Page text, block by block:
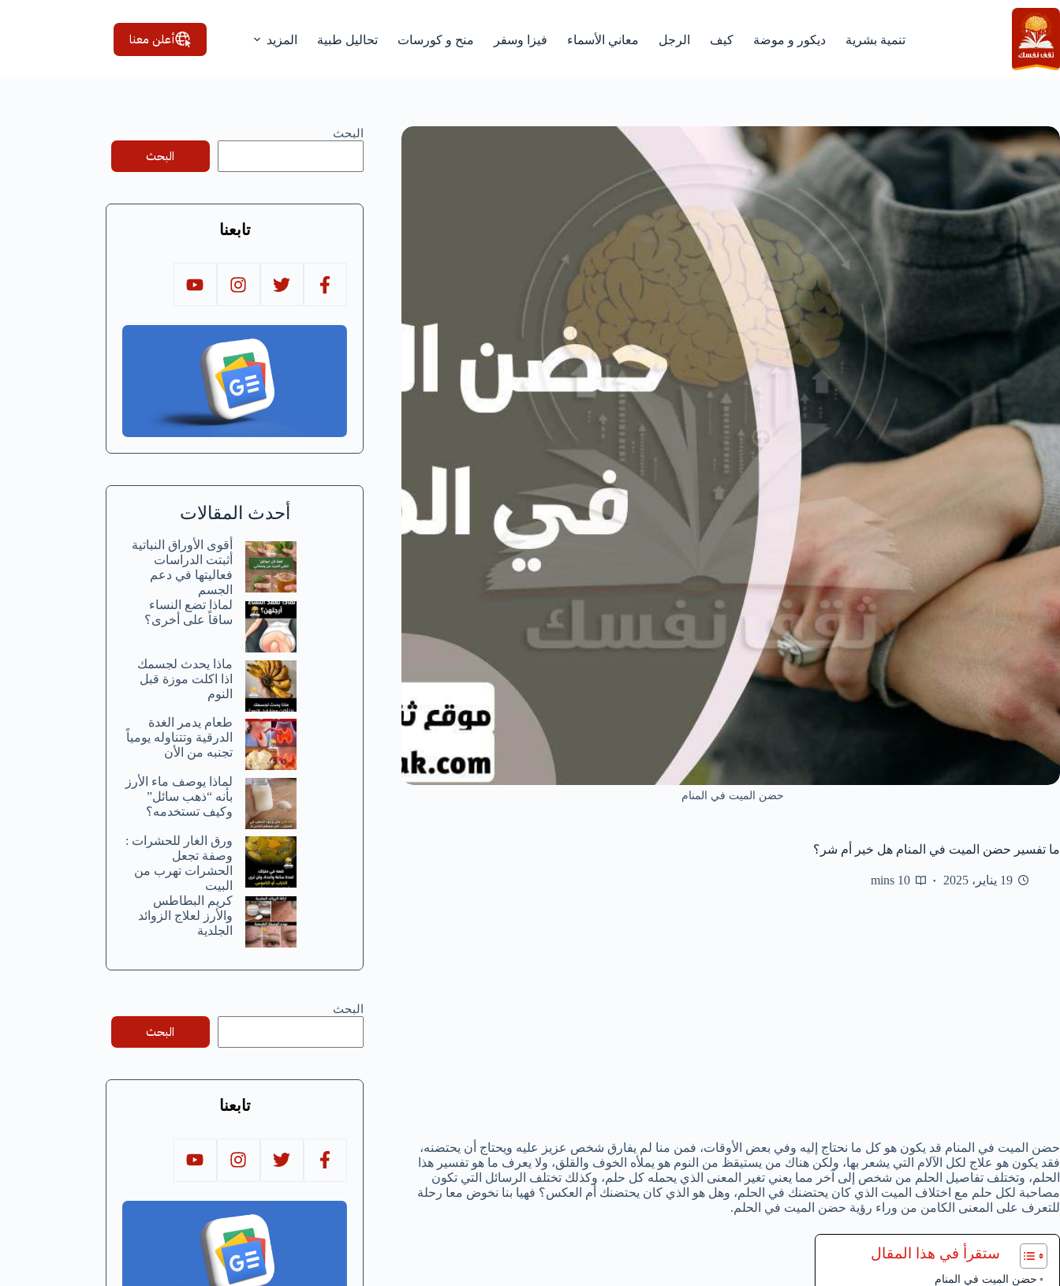
التجاوز
إلى
المحتوى
تنمية بشرية ديكور و موضة كيف الرجل معاني الأسماء فيزا وسفر منح و كورسات تحاليل طبية المزيد أعلن معنا
حضن الميت في المنام
ما تفسير حضن الميت في المنام هل خير أم شر؟
19 يناير، 2025 10 mins
حضن الميت في المنام قد يكون هو كل ما نحتاج إليه وفي بعض الأوقات، فمن منا لم يفارق شخص عزيز عليه ويحتاج أن يحتضنه،
فقد يكون هو علاج لكل الآلام التي يشعر بها، ولكن هناك من يستيقظ من النوم هو يملأه الخوف والقلق، ولا يعرف ما هو تفسير هذا
الحلم، وتختلف تفاصيل الحلم من شخص إلى آخر مما يعني تغير المعنى الذي يحمله كل حلم، وكذلك تختلف الرسائل التي تكون
مصاحبة لكل حلم مع اختلاف الميت الذي كان يحتضنك في الحلم، وهل هو الذي كان يحتضنك أم العكس؟ فهيا بنا نخوض معا رحلة
للتعرف على المعنى الكامن من وراء رؤية حضن الميت في الحلم.
ستقرأ في هذا المقال
حضن الميت في المنام
البحث
البحث
تابعنا
أحدث المقالات
أقوى الأوراق النباتية
أثبتت الدراسات
فعاليتها في دعم
الجسم
لماذا تضع النساء
ساقاً على أخرى؟
ماذا يحدث لجسمك
اذا اكلت موزة قبل
النوم
طعام يدمر الغدة
الدرقية وتتناوله يومياً
تجنبه من الأن
لماذا يوصف ماء الأرز
بأنه “ذهب سائل”
وكيف تستخدمه؟
ورق الغار للحشرات :
وصفة تجعل
الحشرات تهرب من
البيت
كريم البطاطس
والأرز لعلاج الزوائد
الجلدية
البحث
البحث
تابعنا